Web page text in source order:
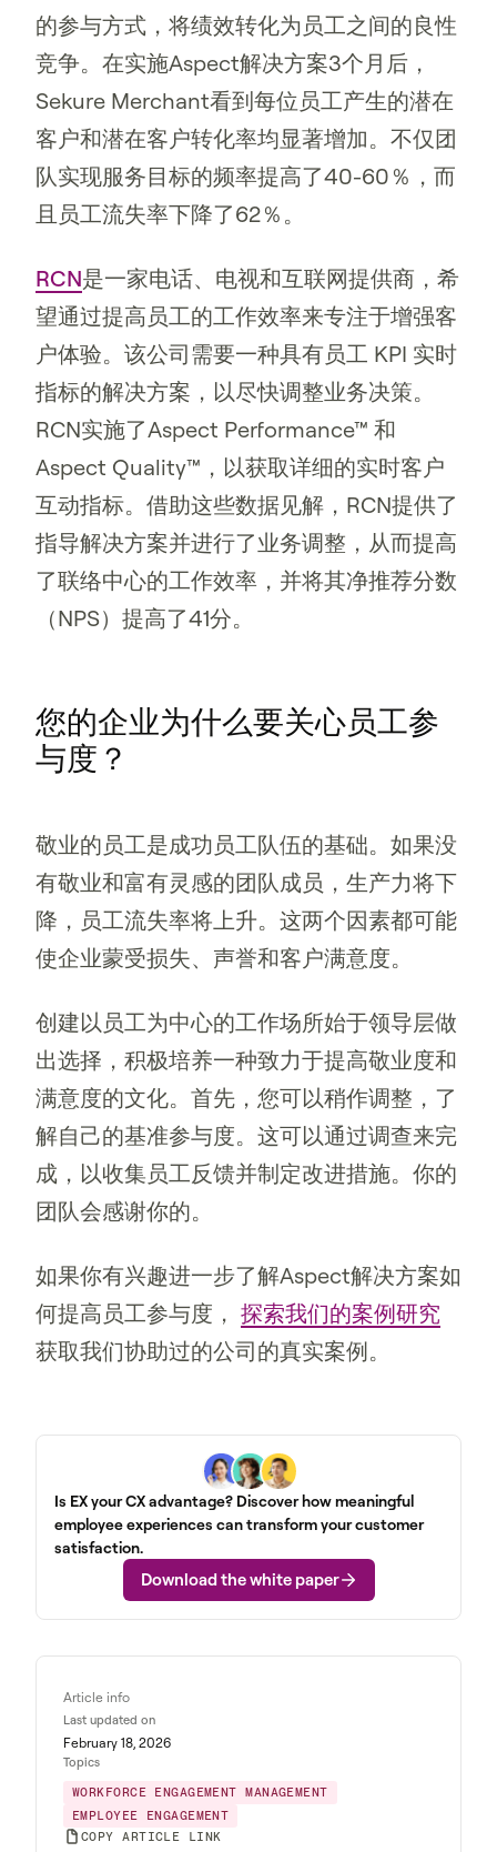
的参与方式，将绩效转化为员工之间的良性
竞争。在实施Aspect解决方案3个月后，
Sekure Merchant看到每位员工产生的潜在
客户和潜在客户转化率均显著增加。不仅团
队实现服务目标的频率提高了40-60％，而
且员工流失率下降了62％。
RCN是一家电话、电视和互联网提供商，希
望通过提高员工的工作效率来专注于增强客
户体验。该公司需要一种具有员工 KPI 实时
指标的解决方案，以尽快调整业务决策。
RCN实施了Aspect Performance™ 和
Aspect Quality™，以获取详细的实时客户
互动指标。借助这些数据见解，RCN提供了
指导解决方案并进行了业务调整，从而提高
了联络中心的工作效率，并将其净推荐分数
（NPS）提高了41分。
您的企业为什么要关心员工参
与度？
敬业的员工是成功员工队伍的基础。如果没
有敬业和富有灵感的团队成员，生产力将下
降，员工流失率将上升。这两个因素都可能
使企业蒙受损失、声誉和客户满意度。
创建以员工为中心的工作场所始于领导层做
出选择，积极培养一种致力于提高敬业度和
满意度的文化。首先，您可以稍作调整，了
解自己的基准参与度。这可以通过调查来完
成，以收集员工反馈并制定改进措施。你的
团队会感谢你的。
如果你有兴趣进一步了解Aspect解决方案如
何提高员工参与度， 探索我们的案例研究
获取我们协助过的公司的真实案例。
Is EX your CX advantage? Discover how meaningful
employee experiences can transform your customer
satisfaction.
Download the white paper
Article info
Last updated on
February 18, 2026
Topics
WORKFORCE ENGAGEMENT MANAGEMENT
EMPLOYEE ENGAGEMENT
COPY ARTICLE LINK